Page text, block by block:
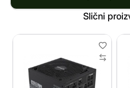
Slični